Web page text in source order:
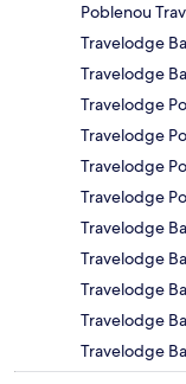
Poblenou
Travelodge
Travelodge
Travelodge
Travelodge
Travelodge
Travelodge
Travelodge
Travelodge
Travelodge
Travelodge
Travelodge